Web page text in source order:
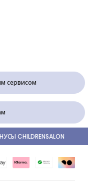
сервисом
CHILDRENSALON